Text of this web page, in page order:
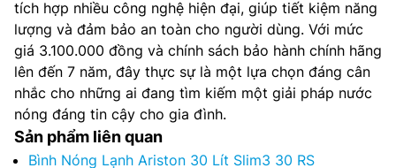
tích hợp nhiều công nghệ hiện đại, giúp tiết kiệm năng
lượng và đảm bảo an toàn cho người dùng. Với mức
giá 3.100.000 đồng và chính sách bảo hành chính hãng
lên đến 7 năm, đây thực sự là một lựa chọn đáng cân
nhắc cho những ai đang tìm kiếm một giải pháp nước
nóng đáng tin cậy cho gia đình.
Sản phẩm liên quan
Bình Nóng Lạnh Ariston 30 Lít Slim3 30 RS